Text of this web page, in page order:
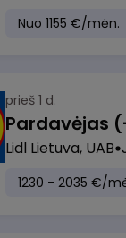
Nuo 1155 €/mėn.
prieš 1 d.
Pardavėjas
Lidl Lietuva, UAB
1230 - 2035 €/